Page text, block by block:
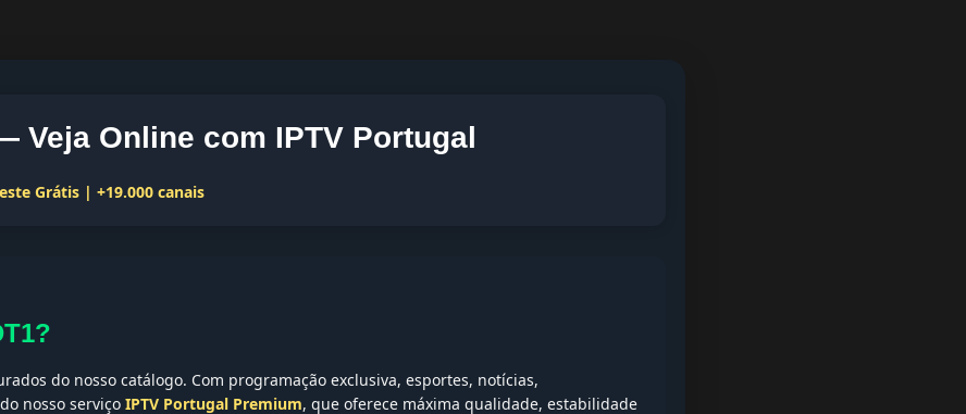
Veja Online com IPTV Portugal
Grátis | +19.000 canais
do nosso catálogo. Com programação exclusiva, esportes, notícias,
nosso serviço IPTV Portugal Premium, que oferece máxima qualidade, estabilidade